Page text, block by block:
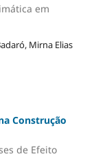
em
Mirna Elias
Construção
de Efeito